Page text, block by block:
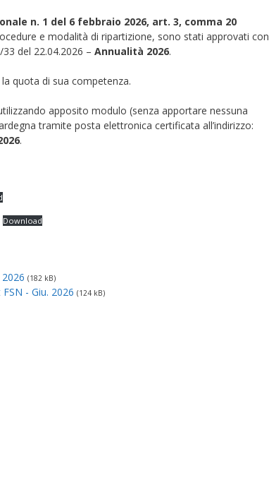
n. 1 del 6 febbraio 2026, art. 3, comma 20
e modalità di ripartizione, sono stati approvati con
del 22.04.2026 – Annualità 2026.
quota di sua competenza.
apposito modulo (senza apportare nessuna
tramite posta elettronica certificata all’indirizzo:
.
Download
(182 kB)
- Giu. 2026 (124 kB)